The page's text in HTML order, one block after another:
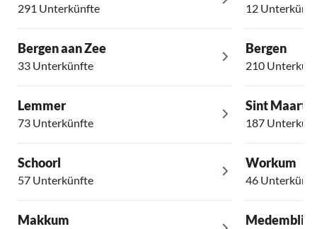
291 Unterkünfte
Bergen aan Zee
33 Unterkünfte
Lemmer
73 Unterkünfte
Schoorl
57 Unterkünfte
Makkum
12
Bergen
210
Sint
187
Workum
46
Medemblik